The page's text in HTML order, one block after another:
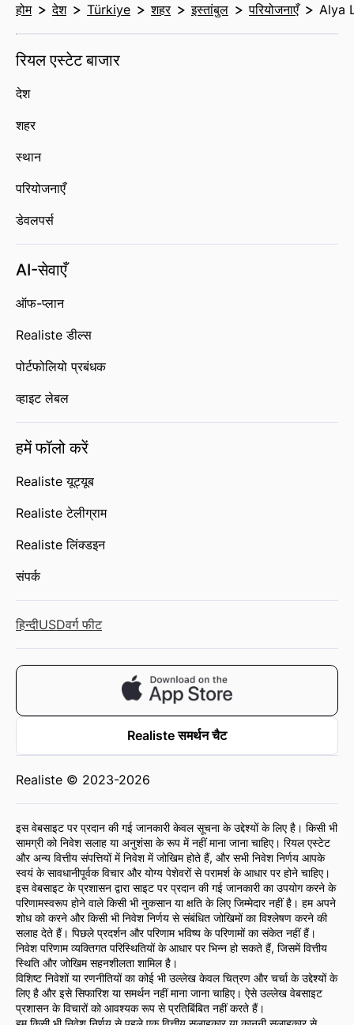
होम देश Türkiye शहर इस्तांबुल परियोजनाएँ Alya
रियल एस्टेट बाजार
देश
शहर
स्थान
परियोजनाएँ
डेवलपर्स
AI-सेवाएँ
ऑफ-प्लान
Realiste डील्स
पोर्टफोलियो प्रबंधक
व्हाइट लेबल
हमें फॉलो करें
Realiste यूट्यूब
Realiste टेलीग्राम
Realiste लिंक्डइन
संपर्क
हिन्दीUSDवर्ग फीट
Realiste समर्थन चैट
Realiste © 2023-2026
इस वेबसाइट पर प्रदान की गई जानकारी केवल सूचना के उद्देश्यों के लिए है। किसी भी
सामग्री को निवेश सलाह या अनुशंसा के रूप में नहीं माना जाना चाहिए। रियल एस्टेट
और अन्य वित्तीय संपत्तियों में निवेश में जोखिम होते हैं, और सभी निवेश निर्णय आपके
स्वयं के सावधानीपूर्वक विचार और योग्य पेशेवरों से परामर्श के आधार पर होने चाहिए।
इस वेबसाइट के प्रशासन द्वारा साइट पर प्रदान की गई जानकारी का उपयोग करने के
परिणामस्वरूप होने वाले किसी भी नुकसान या क्षति के लिए जिम्मेदार नहीं है। हम अपने
शोध को करने और किसी भी निवेश निर्णय से संबंधित जोखिमों का विश्लेषण करने की
सलाह देते हैं। पिछले प्रदर्शन और परिणाम भविष्य के परिणामों का संकेत नहीं हैं।
निवेश परिणाम व्यक्तिगत परिस्थितियों के आधार पर भिन्न हो सकते हैं, जिसमें वित्तीय
स्थिति और जोखिम सहनशीलता शामिल है।
विशिष्ट निवेशों या रणनीतियों का कोई भी उल्लेख केवल चित्रण और चर्चा के उद्देश्यों के
लिए है और इसे सिफारिश या समर्थन नहीं माना जाना चाहिए। ऐसे उल्लेख वेबसाइट
प्रशासन के विचारों को आवश्यक रूप से प्रतिबिंबित नहीं करते हैं।